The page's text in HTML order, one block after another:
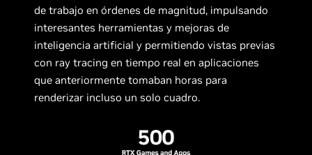
de trabajo en órdenes de magnitud, impulsando
interesantes herramientas y mejoras de
inteligencia artificial y permitiendo vistas previas
con ray tracing en tiempo real en aplicaciones
que anteriormente tomaban horas para
renderizar incluso un solo cuadro.